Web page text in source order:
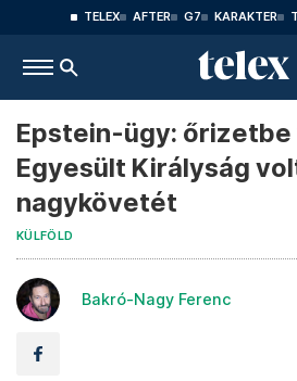
TELEX AFTER G7 KARAKTER
Epstein-ügy:
Egyesült Királyság
nagykövetét
KÜLFÖLD
Bakró-Nagy Ferenc